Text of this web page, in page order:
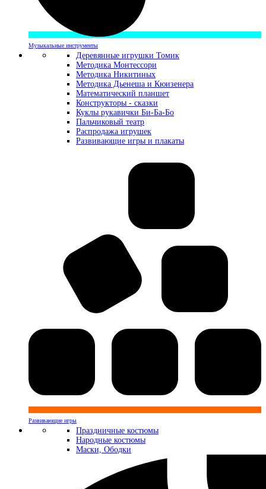
Музыкальные инструменты
Деревянные игрушки Томик
Методика Монтессори
Методика Никитиных
Методика Дьенеша и Кюизенера
Математический планшет
Конструкторы - сказки
Куклы рукавички Би-Ба-Бо
Пальчиковый театр
Распродажа игрушек
Развивающие игры и плакаты
Развивающие игры
Праздничные костюмы
Народные костюмы
Маски, Ободки